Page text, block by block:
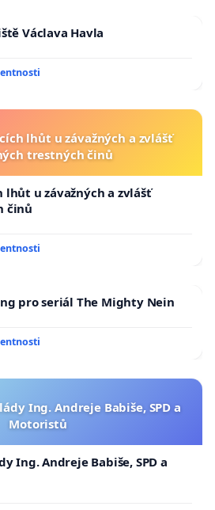
Václava Havla
lhůt u závažných a zvlášť
trestných činů
u závažných a zvlášť
činů
pro seriál The Mighty Nein
Ing. Andreje Babiše, SPD a
Motoristů
Ing. Andreje Babiše, SPD a